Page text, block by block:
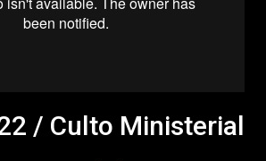
/ Culto Ministerial